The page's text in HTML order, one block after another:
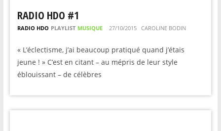
RADIO HDO #1
RADIO HDO PLAYLIST MUSIQUE 27/10/2015 CAROLINE BODIN
« L’éclectisme, j’ai beaucoup pratiqué quand j’étais
jeune ! » C’est en citant – au mépris de leur style
éblouissant – de célèbres